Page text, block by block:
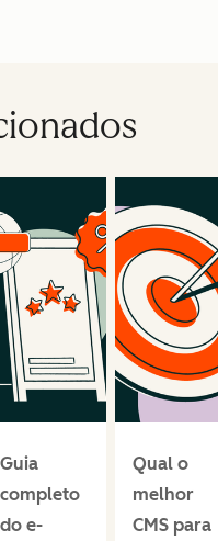
Guia
completo
do e-
Qual o
melhor
CMS para